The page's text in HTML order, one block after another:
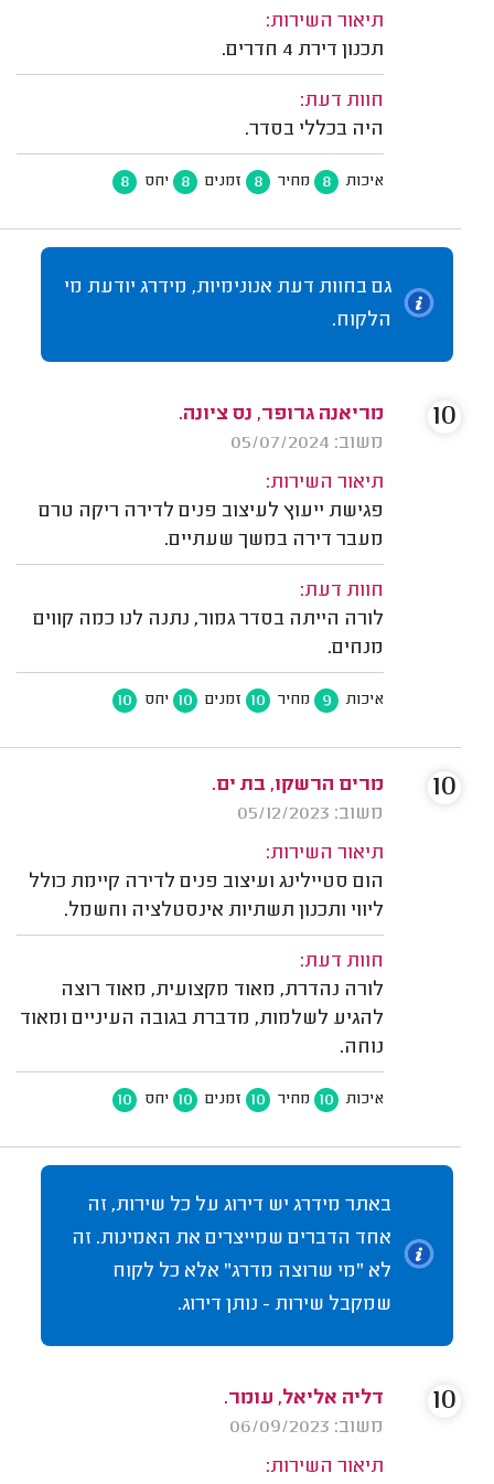
תיאור השירות:
תכנון דירת 4 חדרים.
חוות דעת:
היה בכללי בסדר.
איכות 8 מחיר 8 זמנים 8 יחס 8
גם בחוות דעת אנונימיות, מידרג יודעת מי
הלקוח.
מריאנה גרופר, נס ציונה.
משוב: 05/07/2024
תיאור השירות:
פגישת ייעוץ לעיצוב פנים לדירה ריקה טרם
מעבר דירה במשך שעתיים.
חוות דעת:
לורה הייתה בסדר גמור, נתנה לנו כמה קווים
מנחים.
איכות 9 מחיר 10 זמנים 10 יחס 10
10
מרים הרשקו, בת ים.
משוב: 05/12/2023
תיאור השירות:
הום סטיילינג ועיצוב פנים לדירה קיימת כולל
ליווי ותכנון תשתיות אינסטלציה וחשמל.
חוות דעת:
לורה נהדרת, מאוד מקצועית, מאוד רוצה
להגיע לשלמות, מדברת בגובה העיניים ומאוד
נוחה.
איכות 10 מחיר 10 זמנים 10 יחס 10
10
באתר מידרג יש דירוג על כל שירות, זה
אחד הדברים שמייצרים את האמינות. זה
לא "מי שרוצה מדרג" אלא כל לקוח
שמקבל שירות - נותן דירוג.
דליה אליאל, עומר.
משוב: 06/09/2023
תיאור השירות:
10